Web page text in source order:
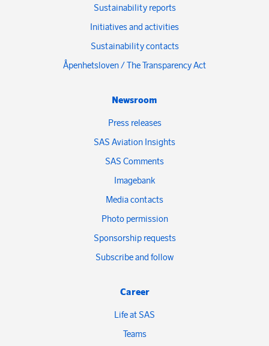
Sustainability reports
Initiatives and activities
Sustainability contacts
Åpenhetsloven / The Transparency Act
Newsroom
Press releases
SAS Aviation Insights
SAS Comments
Imagebank
Media contacts
Photo permission
Sponsorship requests
Subscribe and follow
Career
Life at SAS
Teams